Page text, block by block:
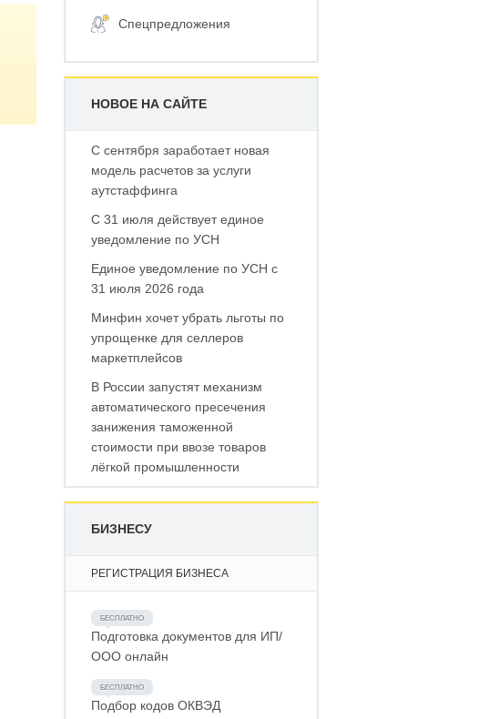
Спецпредложения
НОВОЕ НА САЙТЕ
С сентября заработает новая
модель расчетов за услуги
аутстаффинга
С 31 июля действует единое
уведомление по УСН
Единое уведомление по УСН с
31 июля 2026 года
Минфин хочет убрать льготы по
упрощенке для селлеров
маркетплейсов
В России запустят механизм
автоматического пресечения
занижения таможенной
стоимости при ввозе товаров
лёгкой промышленности
БИЗНЕСУ
РЕГИСТРАЦИЯ БИЗНЕСА
Подготовка документов для ИП/
ООО онлайн
Подбор кодов ОКВЭД